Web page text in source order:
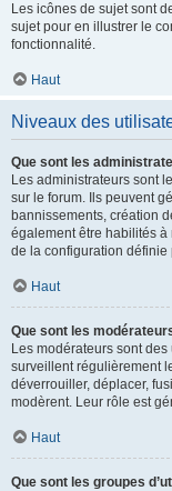
Les icônes de sujet sont
sujet pour en illustrer le
fonctionnalité.
Haut
Niveaux des
Que sont les
Les administrateurs sont
sur le forum. Ils peuvent
bannissements, création
également être habilités à
de la configuration définie
Haut
Que sont les
Les modérateurs sont
surveillent régulièrement
déverrouiller, déplacer,
modèrent. Leur rôle est
Haut
Que sont les groupes